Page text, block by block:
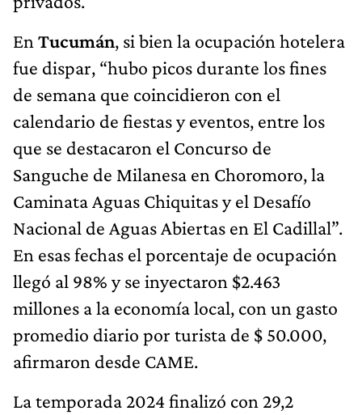
En Tucumán, si bien la ocupación hotelera
fue dispar, “hubo picos durante los fines
de semana que coincidieron con el
calendario de fiestas y eventos, entre los
que se destacaron el Concurso de
Sanguche de Milanesa en Choromoro, la
Caminata Aguas Chiquitas y el Desafío
Nacional de Aguas Abiertas en El Cadillal”.
En esas fechas el porcentaje de ocupación
llegó al 98% y se inyectaron $2.463
millones a la economía local, con un gasto
promedio diario por turista de $ 50.000,
afirmaron desde CAME.
La temporada 2024 finalizó con 29,2